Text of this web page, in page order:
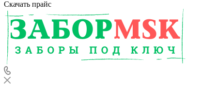
Скачать прайс